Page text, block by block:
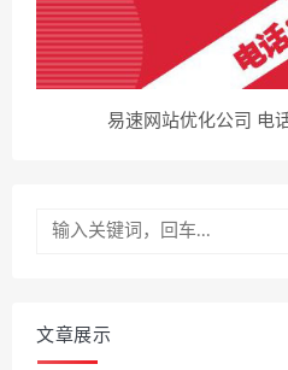
易速网站优化公司 电
文章展示